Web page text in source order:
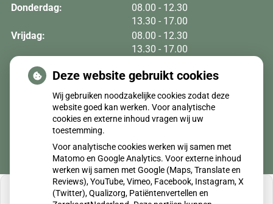
Donderdag:
08.00 tot
- 12.30
13.30 tot
- 17.00
Vrijdag:
08.00 tot
- 12.30
13.30 tot
- 17.00
Moet ik naar de dokter?
Deze website gebruikt cookies
Wij gebruiken noodzakelijke cookies zodat deze
website goed kan werken. Voor analytische
cookies en externe inhoud vragen wij uw
toestemming.
Voor analytische cookies werken wij samen met
Matomo en Google Analytics. Voor externe inhoud
werken wij samen met Google (Maps, Translate en
Reviews), YouTube, Vimeo, Facebook, Instagram, X
(Twitter), Qualizorg, Patiëntenvertellen en